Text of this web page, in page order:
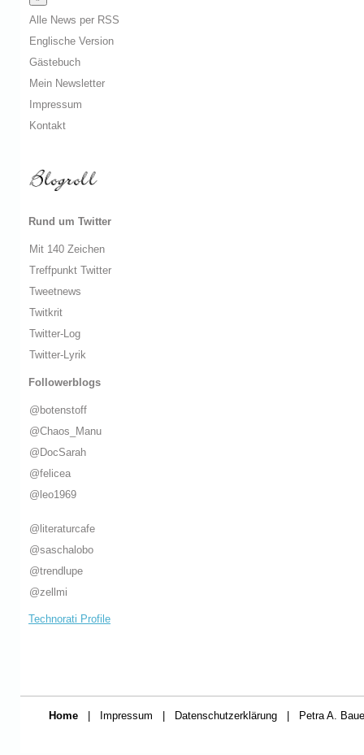
Alle News per RSS
Englische Version
Gästebuch
Mein Newsletter
Impressum
Kontakt
Rund um Twitter
Mit 140 Zeichen
Treffpunkt Twitter
Tweetnews
Twitkrit
Twitter-Log
Twitter-Lyrik
Followerblogs
@botenstoff
@Chaos_Manu
@DocSarah
@felicea
@leo1969
@literaturcafe
@saschalobo
@trendlupe
@zellmi
Technorati Profile
Home Impressum Datenschutzerklärung Petra A.